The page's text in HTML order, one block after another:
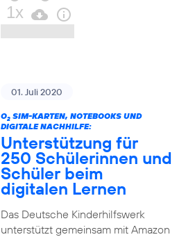
01. Juli 2020
O2SIM-KARTEN, NOTEBOOKS UND
DIGITALE NACHHILFE:
Unterstützung für
250 Schülerinnen und
Schüler beim
digitalen Lernen
Das Deutsche Kinderhilfswerk
unterstützt gemeinsam mit Amazon